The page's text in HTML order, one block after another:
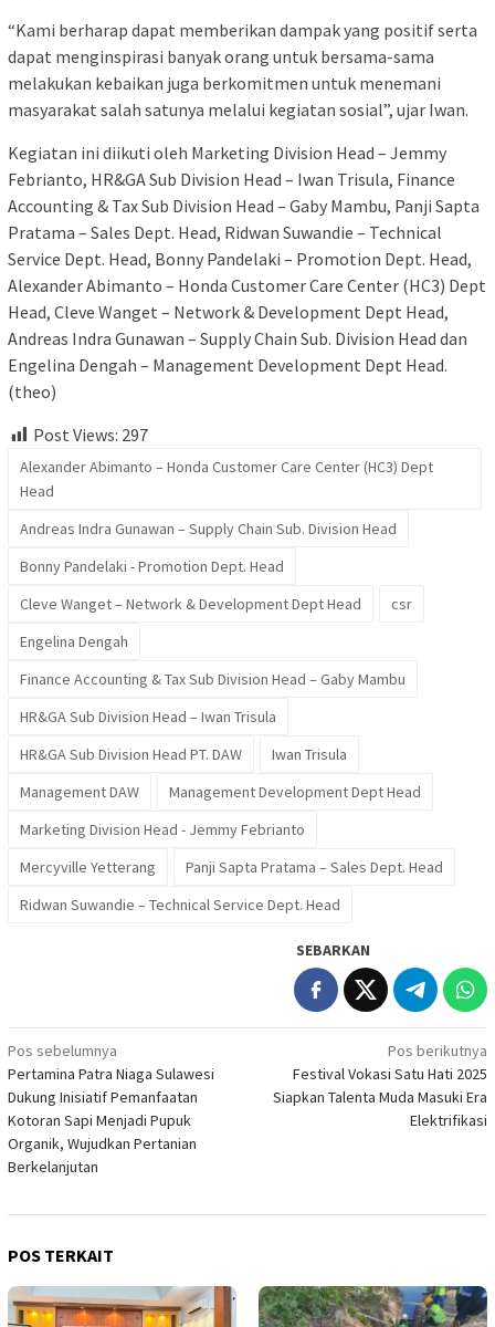
“Kami berharap dapat memberikan dampak yang positif serta
dapat menginspirasi banyak orang untuk bersama-sama
melakukan kebaikan juga berkomitmen untuk menemani
masyarakat salah satunya melalui kegiatan sosial”, ujar Iwan.
Kegiatan ini diikuti oleh Marketing Division Head – Jemmy
Febrianto, HR&GA Sub Division Head – Iwan Trisula, Finance
Accounting & Tax Sub Division Head – Gaby Mambu, Panji Sapta
Pratama – Sales Dept. Head, Ridwan Suwandie – Technical
Service Dept. Head, Bonny Pandelaki – Promotion Dept. Head,
Alexander Abimanto – Honda Customer Care Center (HC3) Dept
Head, Cleve Wanget – Network & Development Dept Head,
Andreas Indra Gunawan – Supply Chain Sub. Division Head dan
Engelina Dengah – Management Development Dept Head.
(theo)
Post Views: 297
Alexander Abimanto – Honda Customer Care Center (HC3) Dept
Head
Andreas Indra Gunawan – Supply Chain Sub. Division Head
Bonny Pandelaki - Promotion Dept. Head
Cleve Wanget – Network & Development Dept Head
csr
Engelina Dengah
Finance Accounting & Tax Sub Division Head – Gaby Mambu
HR&GA Sub Division Head – Iwan Trisula
HR&GA Sub Division Head PT. DAW
Iwan Trisula
Management DAW
Management Development Dept Head
Marketing Division Head - Jemmy Febrianto
Mercyville Yetterang
Panji Sapta Pratama – Sales Dept. Head
Ridwan Suwandie – Technical Service Dept. Head
SEBARKAN
Navigasi
pos
Pos sebelumnya
Pertamina Patra Niaga Sulawesi
Dukung Inisiatif Pemanfaatan
Kotoran Sapi Menjadi Pupuk
Organik, Wujudkan Pertanian
Berkelanjutan
Pos berikutnya
Festival Vokasi Satu Hati 2025
Siapkan Talenta Muda Masuki Era
Elektrifikasi
POS TERKAIT